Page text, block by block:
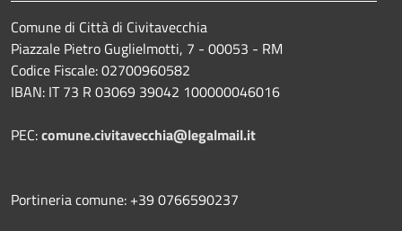
Comune di Città di Civitavecchia
Piazzale Pietro Guglielmotti, 7 - 00053 - RM
Codice Fiscale: 02700960582
IBAN: IT 73 R 03069 39042 100000046016
PEC:comune.civitavecchia@legalmail.it
Portineria comune: +39 0766590237